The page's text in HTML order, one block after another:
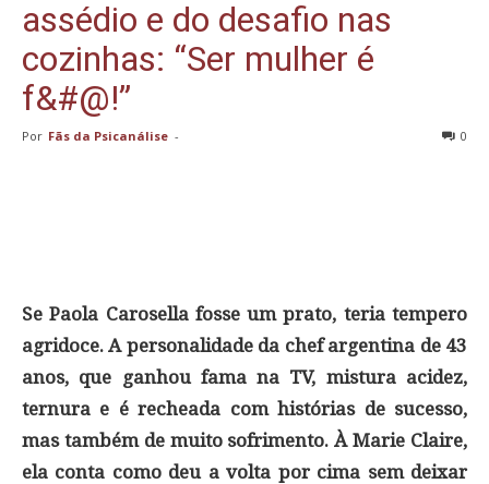
assédio e do desafio nas
cozinhas: “Ser mulher é
f&#@!”
Por Fãs da Psicanálise - 0
Se Paola Carosella fosse um prato, teria tempero
agridoce. A personalidade da chef argentina de 43
anos, que ganhou fama na TV, mistura acidez,
ternura e é recheada com histórias de sucesso,
mas também de muito sofrimento. À Marie Claire,
ela conta como deu a volta por cima sem deixar